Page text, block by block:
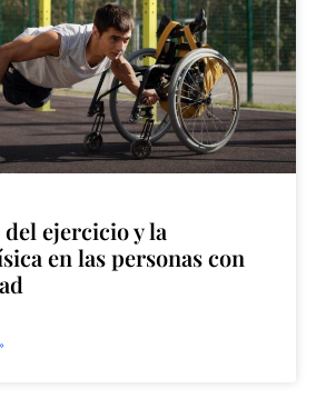
ejercicio y la
en las personas con